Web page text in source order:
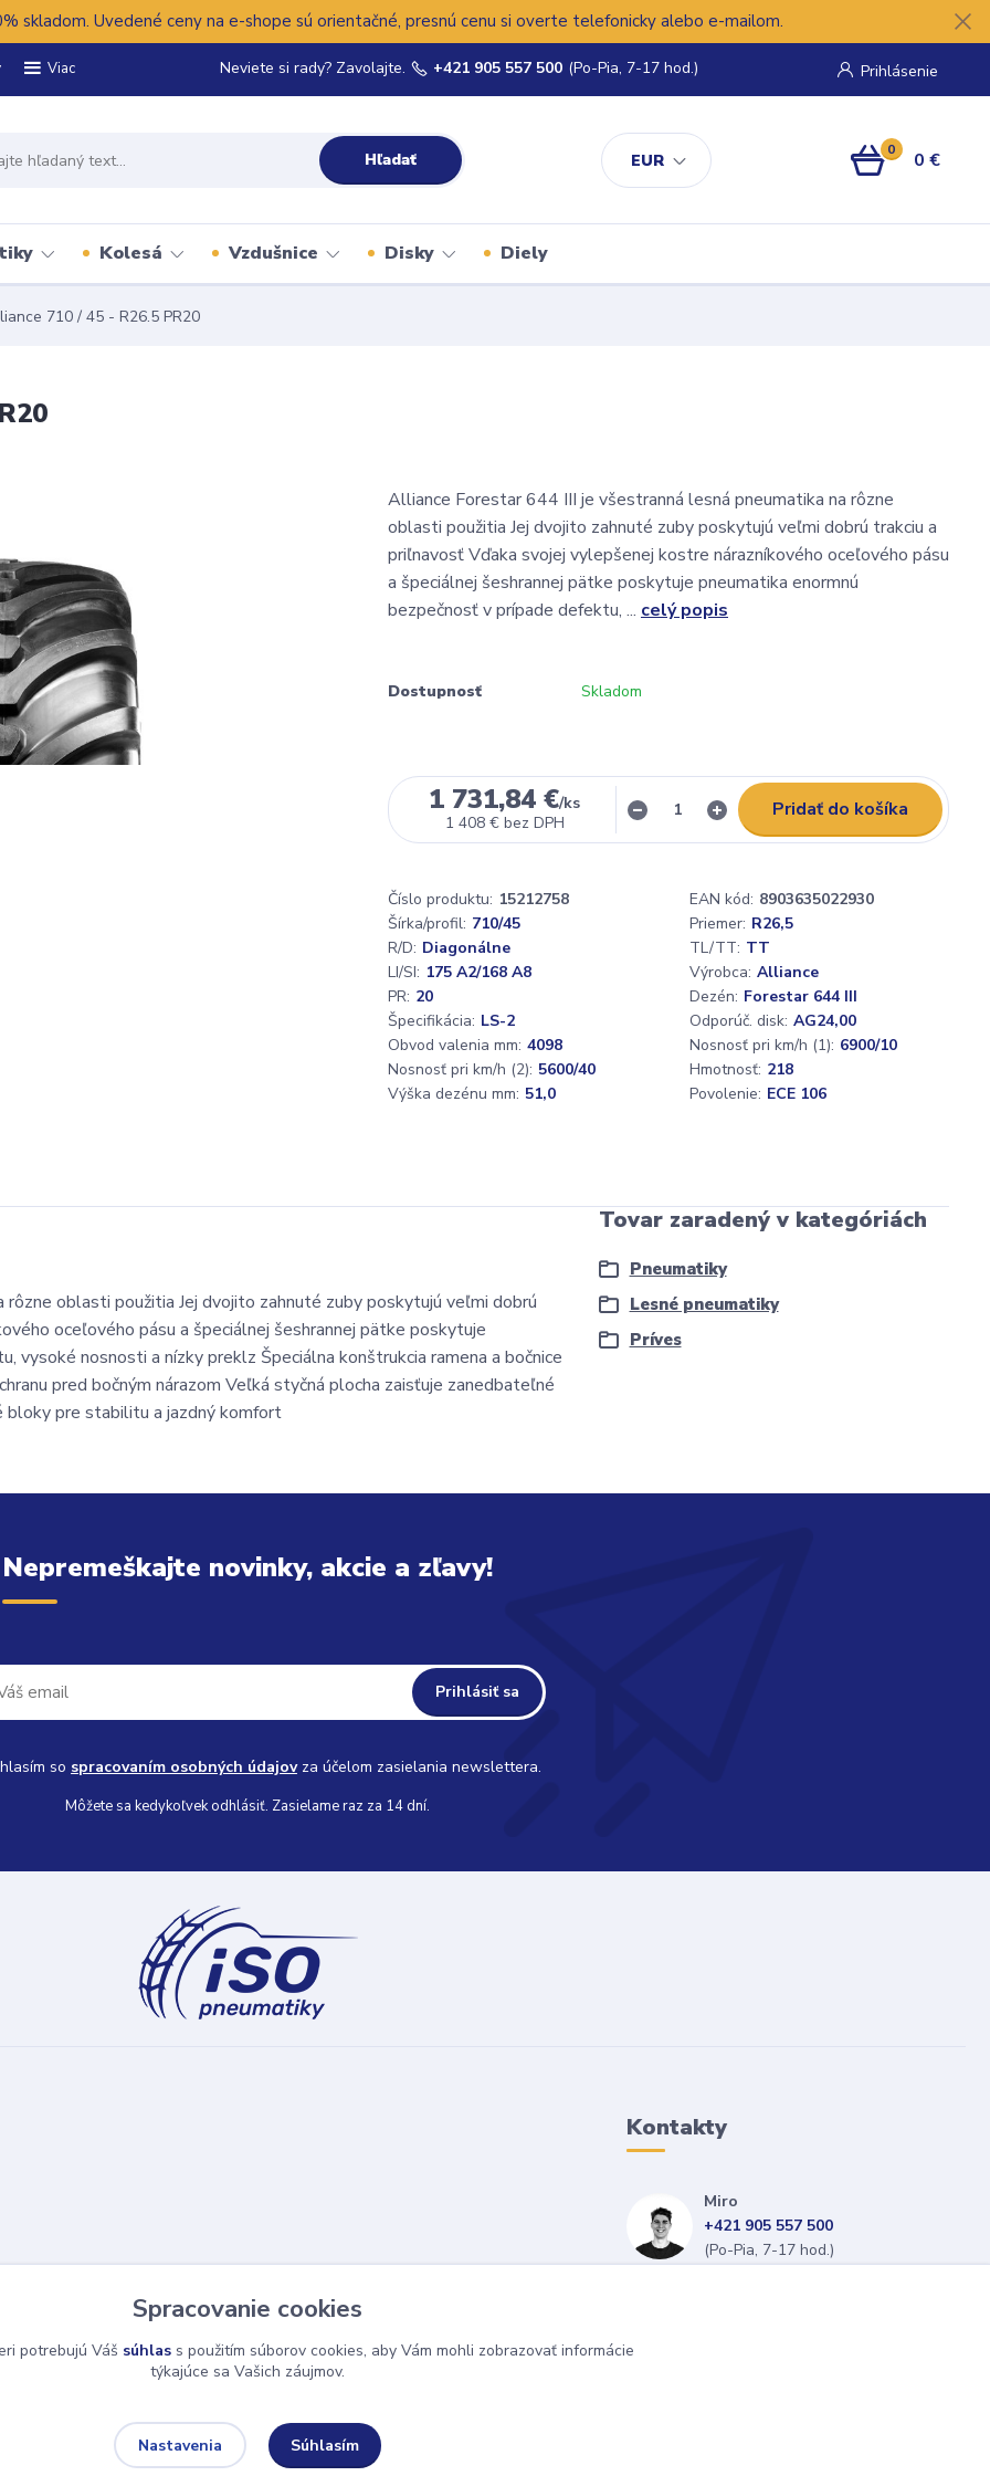
skladom. Uvedené ceny na e-shope sú orientačné, presnú cenu si overte telefonicky alebo e-mailom.
Viac
EUR
Prihlásenie
Hľadať
Neviete si rady? Zavolajte. +421 905 557 500 (Po-Pia, 7-17 hod.)
0 0 €
Kolesá Vzdušnice Disky Diely
710 / 45 - R26.5 PR20
Alliance Forestar 644 III je všestranná lesná pneumatika na rôzne
oblasti použitia Jej dvojito zahnuté zuby poskytujú veľmi dobrú trakciu a
priľnavosť Vďaka svojej vylepšenej kostre nárazníkového oceľového pásu
a špeciálnej šeshrannej pätke poskytuje pneumatika enormnú
bezpečnosť v prípade defektu, ... celý popis
Dostupnosť Skladom
1 731,84 €/ks
1 408 € bez DPH
Pridať do košíka
Číslo produktu: 15212758 EAN kód: 8903635022930
Šírka/profil: 710/45 Priemer: R26,5
R/D: Diagonálne TL/TT: TT
LI/SI: 175 A2/168 A8 Výrobca: Alliance
PR: 20 Dezén: Forestar 644 III
Špecifikácia: LS-2 Odporúč. disk: AG24,00
Obvod valenia mm: 4098 Nosnosť pri km/h (1): 6900/10
Nosnosť pri km/h (2): 5600/40 Hmotnosť: 218
Výška dezénu mm: 51,0 Povolenie: ECE 106
oblasti použitia Jej dvojito zahnuté zuby poskytujú veľmi dobrú
oceľového pásu a špeciálnej šeshrannej pätke poskytuje
nosnosti a nízky preklz Špeciálna konštrukcia ramena a bočnice
pred bočným nárazom Veľká styčná plocha zaisťuje zanedbateľné
bloky pre stabilitu a jazdný komfort
Tovar zaradený v kategóriách
Pneumatiky
Lesné pneumatiky
Príves
Nepremeškajte novinky, akcie a zľavy!
Prihlásiť sa
so spracovaním osobných údajovza účelom zasielania newslettera.
Môžete sa kedykoľvek odhlásiť. Zasielame raz za 14 dní.
Kontakty
Miro
+421 905 557 500
(Po-Pia, 7-17 hod.)
Spracovanie cookies
potrebujú Váš súhlas s použitím súborov cookies, aby Vám mohli zobrazovať informácie
týkajúce sa Vašich záujmov.
Nastavenia Súhlasím